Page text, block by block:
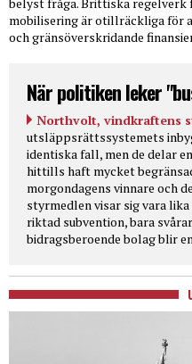
mobilisering är otillräckliga för
och gränsöverskridande
När politiken leker
Northvolt, vindkraftens
utsläppsrättssystemets
identiska fall, men de delar
hittills haft mycket
morgondagens vinnare och
styrmedlen visar sig vara
riktad subvention, bara
bidragsberoende bolag blir